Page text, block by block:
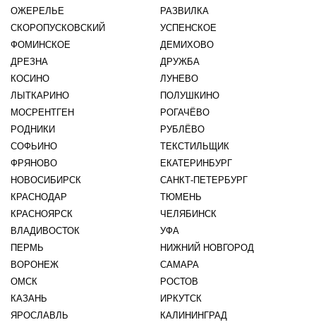
ОЖЕРЕЛЬЕ
РАЗВИЛКА
СКОРОПУСКОВСКИЙ
УСПЕНСКОЕ
ФОМИНСКОЕ
ДЕМИХОВО
ДРЕЗНА
ДРУЖБА
КОСИНО
ЛУНЕВО
ЛЫТКАРИНО
ПОЛУШКИНО
МОСРЕНТГЕН
РОГАЧЁВО
РОДНИКИ
РУБЛЁВО
СОФЬИНО
ТЕКСТИЛЬЩИК
ФРЯНОВО
ЕКАТЕРИНБУРГ
НОВОСИБИРСК
САНКТ-ПЕТЕРБУРГ
КРАСНОДАР
ТЮМЕНЬ
КРАСНОЯРСК
ЧЕЛЯБИНСК
ВЛАДИВОСТОК
УФА
ПЕРМЬ
НИЖНИЙ НОВГОРОД
ВОРОНЕЖ
САМАРА
ОМСК
РОСТОВ
КАЗАНЬ
ИРКУТСК
ЯРОСЛАВЛЬ
КАЛИНИНГРАД